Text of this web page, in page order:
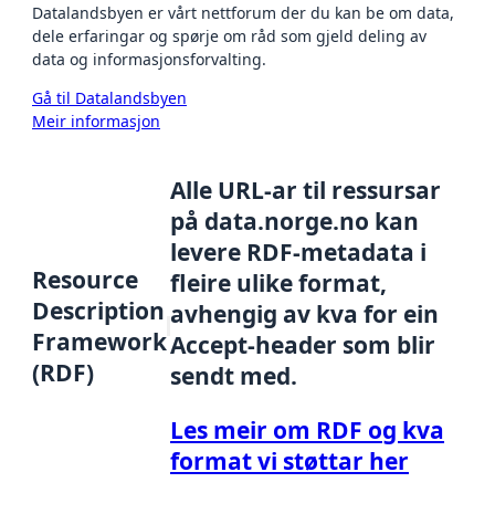
Datalandsbyen er vårt nettforum der du kan be om data,
dele erfaringar og spørje om råd som gjeld deling av
data og informasjonsforvalting.
Gå til Datalandsbyen
Meir informasjon
Resource
Description
Framework
(RDF)
Alle URL-ar til ressursar
på data.norge.no kan
levere RDF-metadata i
fleire ulike format,
avhengig av kva for ein
Accept-header som blir
sendt med.
Les meir om RDF og kva
format vi støttar her